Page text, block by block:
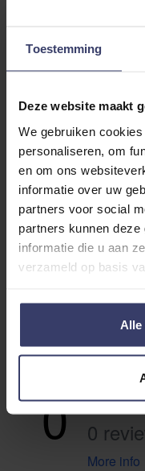
Toestemming
Deze website maakt
We gebruiken
personaliseren, om
en om ons
informatie over uw
partners voor social
partners kunnen
informatie die u aan
verzameld op basis
Alle
ZUTAT
HANDBUCH
ADDITIONAL
0 0
More info